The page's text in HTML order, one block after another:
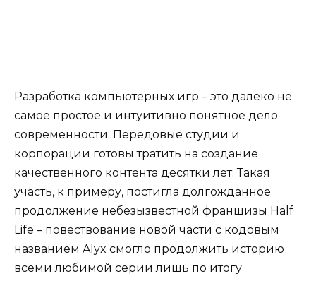
Разработка компьютерных игр – это далеко не
самое простое и интуитивно понятное дело
современности. Передовые студии и
корпорации готовы тратить на создание
качественного контента десятки лет. Такая
участь, к примеру, постигла долгожданное
продолжение небезызвестной франшизы Half
Life – повествование новой части с кодовым
названием Alyx смогло продолжить историю
всеми любимой серии лишь по итогу